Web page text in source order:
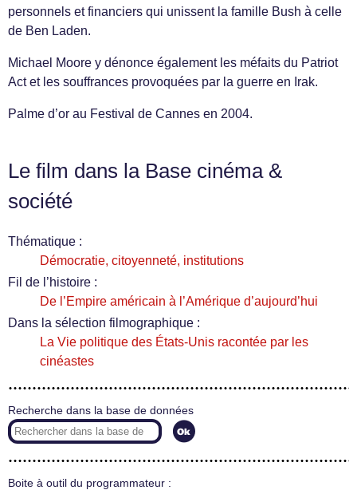
personnels et financiers qui unissent la famille Bush à celle
de Ben Laden.
Michael Moore y dénonce également les méfaits du Patriot
Act et les souffrances provoquées par la guerre en Irak.
Palme d’or au Festival de Cannes en 2004.
Le film dans la Base cinéma &
société
Thématique :
Démocratie, citoyenneté, institutions
Fil de l’histoire :
De l’Empire américain à l’Amérique d’aujourd’hui
Dans la sélection filmographique :
La Vie politique des États-Unis racontée par les
cinéastes
Recherche dans la base de données
Boite à outil du programmateur :